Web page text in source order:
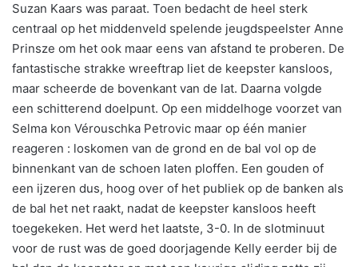
Suzan Kaars was paraat. Toen bedacht de heel sterk
centraal op het middenveld spelende jeugdspeelster Anne
Prinsze om het ook maar eens van afstand te proberen. De
fantastische strakke wreeftrap liet de keepster kansloos,
maar scheerde de bovenkant van de lat. Daarna volgde
een schitterend doelpunt. Op een middelhoge voorzet van
Selma kon Vérouschka Petrovic maar op één manier
reageren : loskomen van de grond en de bal vol op de
binnenkant van de schoen laten ploffen. Een gouden of
een ijzeren dus, hoog over of het publiek op de banken als
de bal het net raakt, nadat de keepster kansloos heeft
toegekeken. Het werd het laatste, 3-0. In de slotminuut
voor de rust was de goed doorjagende Kelly eerder bij de